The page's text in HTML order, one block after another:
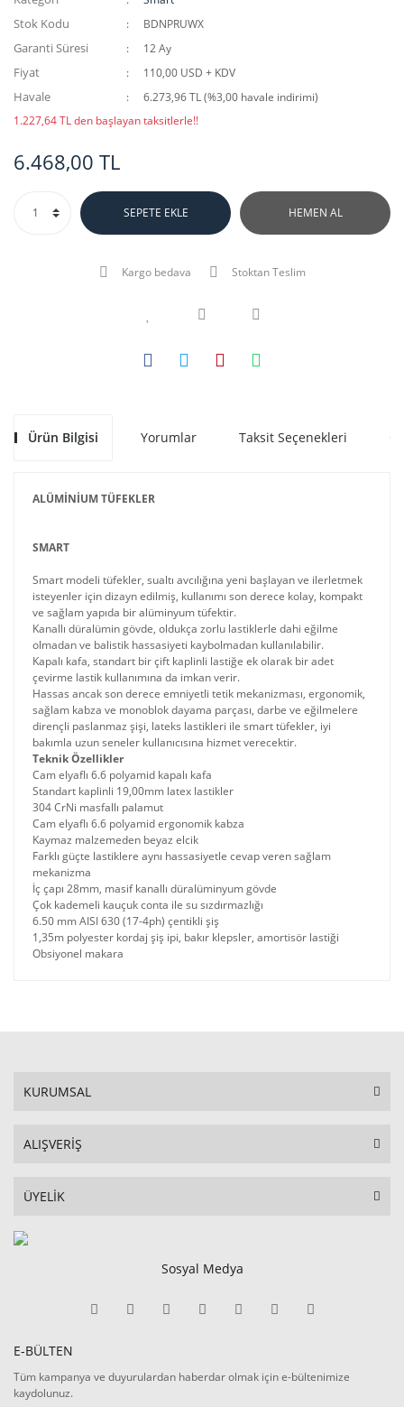
Stok Kodu BDNPRUWX
Garanti Süresi 12 Ay
Fiyat 110,00 USD + KDV
Havale
6.273,96 TL (%3,00 havale indirimi)
1.227,64 TL den başlayan taksitlerle!!
6.468,00 TL
SEPETE EKLE HEMEN AL
Kargo bedava Stoktan Teslim
Ürün Bilgisi Yorumlar Taksit Seçenekleri
ALÜMİNİUM TÜFEKLER
SMART
Smart modeli tüfekler, sualtı avcılığına yeni başlayan ve ilerletmek
isteyenler için dizayn edilmiş, kullanımı son derece kolay, kompakt
ve sağlam yapıda bir alüminyum tüfektir.
Kanallı düralümin gövde, oldukça zorlu lastiklerle dahi eğilme
olmadan ve balistik hassasiyeti kaybolmadan kullanılabilir.
Kapalı kafa, standart bir çift kaplinli lastiğe ek olarak bir adet
çevirme lastik kullanımına da imkan verir.
Hassas ancak son derece emniyetli tetik mekanizması, ergonomik,
sağlam kabza ve monoblok dayama parçası, darbe ve eğilmelere
dirençli paslanmaz şişi, lateks lastikleri ile smart tüfekler, iyi
bakımla uzun seneler kullanıcısına hizmet verecektir.
Teknik Özellikler
Cam elyaflı 6.6 polyamid kapalı kafa
Standart kaplinli 19,00mm latex lastikler
304 CrNi masfallı palamut
Cam elyaflı 6.6 polyamid ergonomik kabza
Kaymaz malzemeden beyaz elcik
Farklı güçte lastiklere aynı hassasiyetle cevap veren sağlam
mekanizma
İç çapı 28mm, masif kanallı düralüminyum gövde
Çok kademeli kauçuk conta ile su sızdırmazlığı
6.50 mm AISI 630 (17-4ph) çentikli şiş
1,35m polyester kordaj şiş ipi, bakır klepsler, amortisör lastiği
Obsiyonel makara
KURUMSAL
ALIŞVERİŞ
ÜYELİK
Sosyal Medya
E-BÜLTEN
Tüm kampanya ve duyurulardan haberdar olmak için e-bültenimize
kaydolunuz.